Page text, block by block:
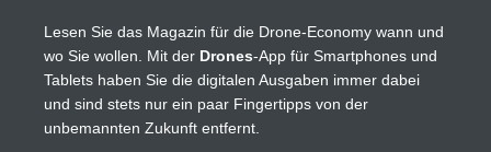
Lesen Sie das Magazin für die Drone-Economy wann und
wo Sie wollen. Mit der Drones-App für Smartphones und
Tablets haben Sie die digitalen Ausgaben immer dabei
und sind stets nur ein paar Fingertipps von der
unbemannten Zukunft entfernt.